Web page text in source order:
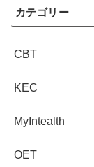
カテゴリー
CBT
KEC
MyIntealth
OET